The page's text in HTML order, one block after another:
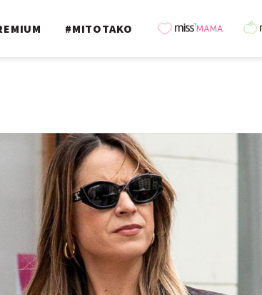
#MITOTAKO